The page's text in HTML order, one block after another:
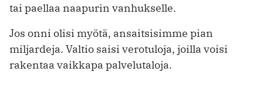
tai paellaa naapurin vanhukselle.
Jos onni olisi myötä, ansaitsisimme pian
miljardeja. Valtio saisi verotuloja, joilla voisi
rakentaa vaikkapa palvelutaloja.